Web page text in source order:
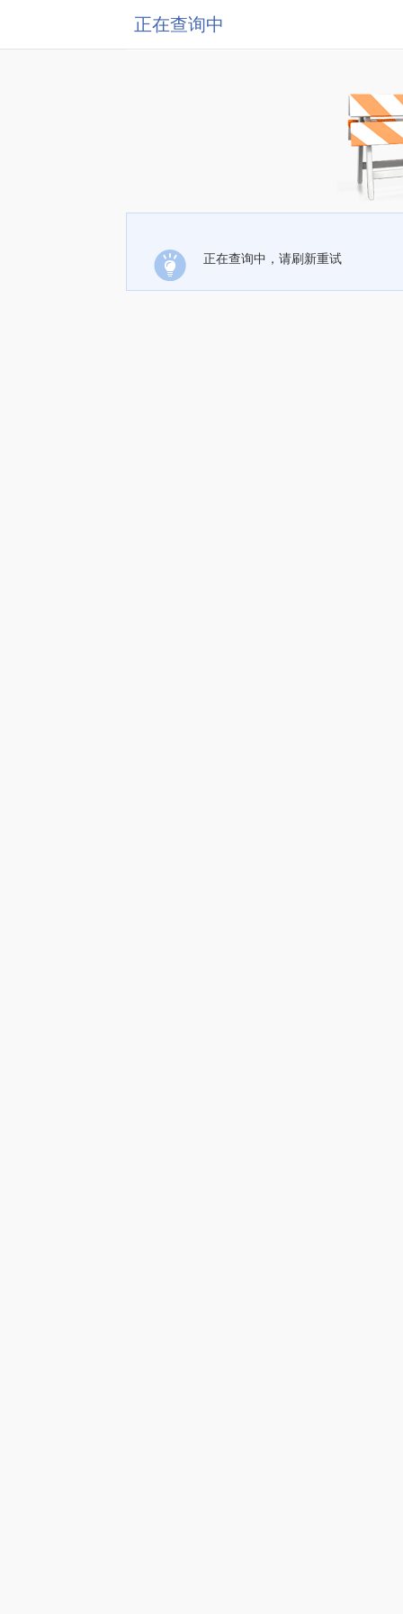
正在查询中
正在查询中，请刷新重试